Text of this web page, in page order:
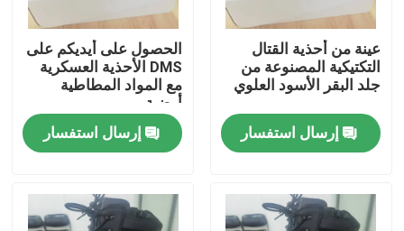
المنزل
المنتجات
فيديوهات
عينة من أحذية القتال
التكتيكية المصنوعة من
جلد البقر الأسود العلوي
إرسال استفسار
الحصول على أيديكم على
DMS الأحذية العسكرية
مع المواد المطاطية
أرضية
إرسال استفسار